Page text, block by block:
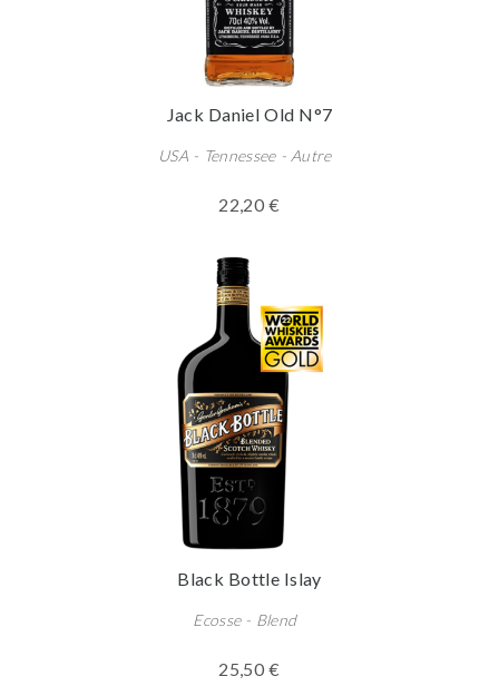
Jack Daniel Old N°7
USA - Tennessee - Autre
22,20 €
Black Bottle Islay
Ecosse - Blend
25,50 €